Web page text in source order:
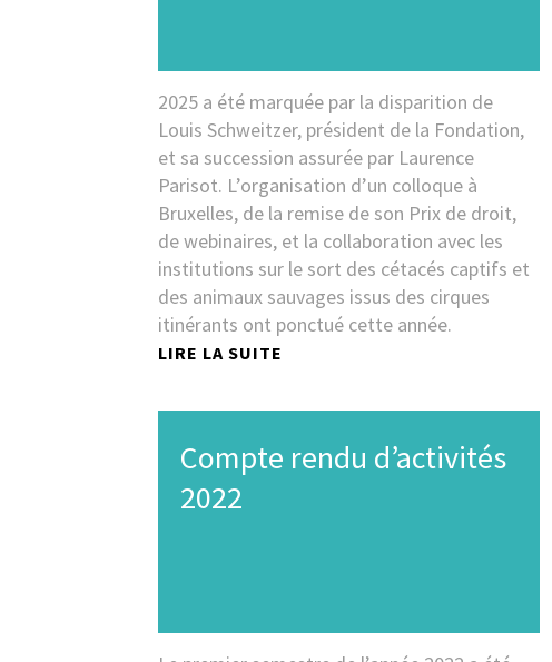
2025 a été marquée par la disparition de
Louis Schweitzer, président de la Fondation,
et sa succession assurée par Laurence
Parisot. L’organisation d’un colloque à
Bruxelles, de la remise de son Prix de droit,
de webinaires, et la collaboration avec les
institutions sur le sort des cétacés captifs et
des animaux sauvages issus des cirques
itinérants ont ponctué cette année.
LIRE LA SUITE
Compte rendu d’activités
2022